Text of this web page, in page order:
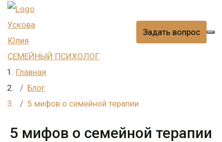
Ускова
Юлия
СЕМЕЙНЫЙ ПСИХОЛОГ
Задать вопрос
Главная
Блог
5 мифов о семейной терапии
5 мифов о семейной терапии